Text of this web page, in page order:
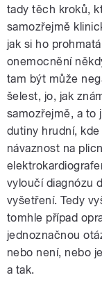
tady těch kroků,
samozřejmě
jak si ho
onemocnění
tam být může
šelest, jo, jak
samozřejmě, a to
dutiny hrudní,
návaznost na
vyloučí diagnózu
vyšetření. Tedy
tomhle případ
jednoznačnou
nebo není, nebo
a tak.